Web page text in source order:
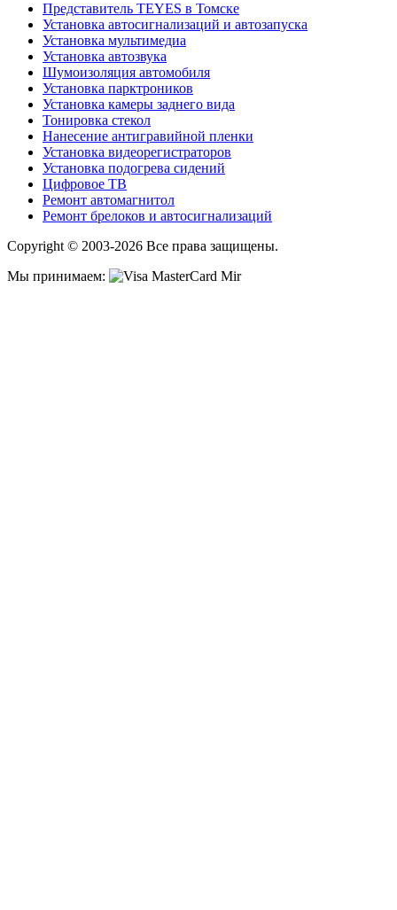
Представитель TEYES в Томске
Установка автосигнализаций и автозапуска
Установка мультимедиа
Установка автозвука
Шумоизоляция автомобиля
Установка парктроников
Установка камеры заднего вида
Тонировка стекол
Нанесение антигравийной пленки
Установка видеорегистраторов
Установка подогрева сидений
Цифровое ТВ
Ремонт автомагнитол
Ремонт брелоков и автосигнализаций
Copyright © 2003-2026 Все права защищены.
Мы принимаем: